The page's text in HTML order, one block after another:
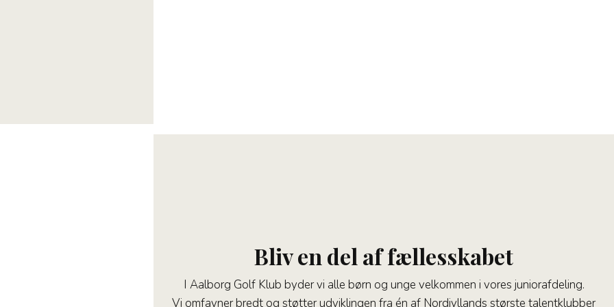
Bliv en del af fællesskabet
I Aalborg Golf Klub byder vi alle børn og unge velkommen i vores juniorafdeling.
Vi omfavner bredt og støtter udviklingen fra én af Nordjyllands største talentklubber